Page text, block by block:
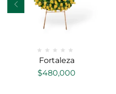
Fortaleza
$480,000